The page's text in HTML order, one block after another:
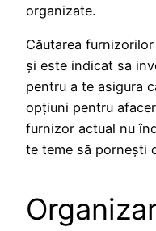
organizate.
Căutarea
și este indicat sa
pentru a te asigura
opțiuni pentru
furnizor actual nu
te teme să porneşti